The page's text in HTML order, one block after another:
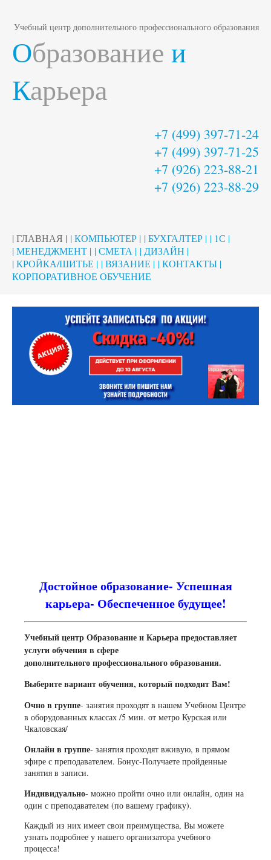
Учебный центр дополнительного профессионального образования
Образование и
Карьера
+7 (499) 397-71-24
+7 (499) 397-71-25
+7 (926) 223-88-21
+7 (926) 223-88-29
| ГЛАВНАЯ | | КОМПЬЮТЕР | | БУХГАЛТЕР | | 1С |
| МЕНЕДЖМЕНТ | | СМЕТА | | ДИЗАЙН |
| КРОЙКА/ШИТЬЕ | | ВЯЗАНИЕ | | КОНТАКТЫ |
КОРПОРАТИВНОЕ ОБУЧЕНИЕ
Достойное образование- Успешная
карьера- Обеспеченное будущее!
Учебный центр Образование и Карьера предоставляет
услуги обучения в сфере
дополнительного профессионального образования.
Выберите вариант обучения, который подходит Вам!
Очно в группе- занятия проходят в нашем Учебном Центре
в оборудованных классах /5 мин. от метро Курская или
Чкаловская/
Онлайн в группе- занятия проходят вживую, в прямом
эфире с преподавателем. Бонус-Получаете пройденные
занятия в записи.
Индивидуально- можно пройти очно или онлайн, один на
один с преподавателем (по вашему графику).
Каждый из них имеет свои преимущества, Вы можете
узнать подробнее у нашего организатора учебного
процесса!